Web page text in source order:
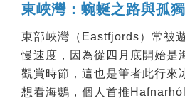
東峽灣：蜿蜒之路與孤
東部峽灣（Eastfjords）常被
慢速度，因為從四月底開始是
觀賞時節，這也是筆者此行來
想看海鸚，個人首推